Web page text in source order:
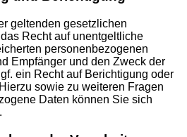
geltenden gesetzlichen
Recht auf unentgeltliche
personenbezogenen
Empfänger und den Zweck der
ein Recht auf Berichtigung oder
sowie zu weiteren Fragen
Daten können Sie sich